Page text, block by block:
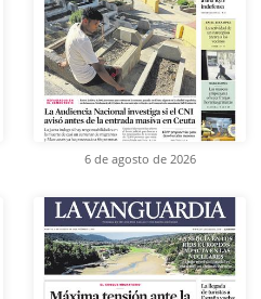
6 de agosto de 2026